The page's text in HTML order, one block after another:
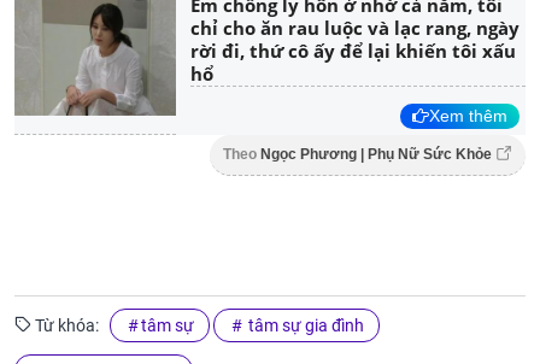
chỉ cho ăn rau luộc và lạc rang, ngày
rời đi, thứ cô ấy để lại khiến tôi xấu
hổ
Xem thêm
Theo Ngọc Phương | Phụ Nữ Sức Khỏe
Từ khóa: tâm sự tâm sự gia đình